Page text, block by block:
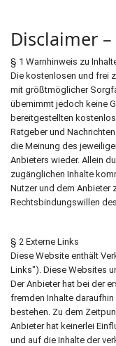
Disclaimer
§ 1 Warnhinweis zu
Die kostenlosen und frei
mit größtmöglicher
übernimmt jedoch keine
bereitgestellten
Ratgeber und
die Meinung des
Anbieters wieder. Allein
zugänglichen Inhalte
Nutzer und dem Anbieter
Rechtsbindungswillen
§ 2 Externe Links
Diese Website enthält
Links"). Diese Websites
Der Anbieter hat bei der
fremden Inhalte
bestehen. Zu dem
Anbieter hat keinerlei
und auf die Inhalte der